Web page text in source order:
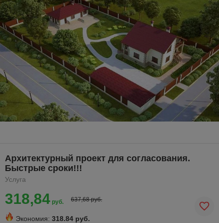
Архитектурный проект для согласования.
Быстрые сроки!!!
Услуга
318,84 руб. 637,68 руб.
Экономия: 318.84 руб.